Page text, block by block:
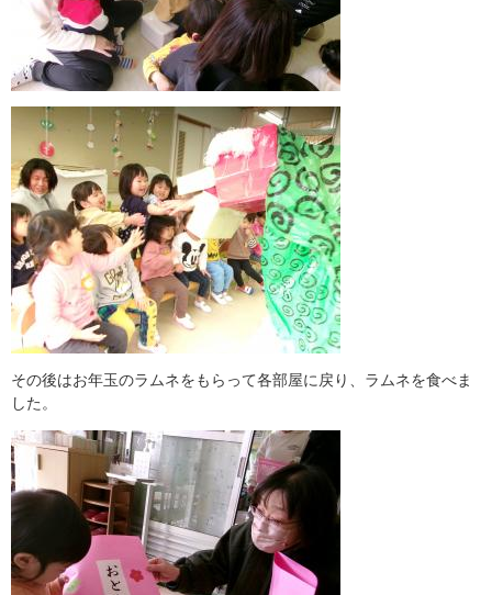
その後はお年玉のラムネをもらって各部屋に戻り、ラムネを食べま
した。